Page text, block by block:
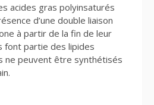
acides gras polyinsaturés
d’une double liaison
à partir de la fin de leur
font partie des lipides
ne peuvent être synthétisés